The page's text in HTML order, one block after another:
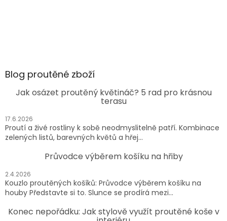
Blog proutěné zboží
Jak osázet proutěný květináč? 5 rad pro krásnou
terasu
17.6.2026
Proutí a živé rostliny k sobě neodmyslitelně patří. Kombinace
zelených listů, barevných květů a hřej...
Průvodce výběrem košíku na hřiby
2.4.2026
Kouzlo proutěných košíků: Průvodce výběrem košíku na
houby Představte si to. Slunce se prodírá mezi...
Konec nepořádku: Jak stylově využít proutěné koše v